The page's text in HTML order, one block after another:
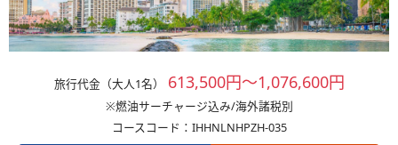
旅行代金（大人1名） 613,500円～1,076,600円
※燃油サーチャージ込み/海外諸税別
コースコード：IHHNLNHPZH-035